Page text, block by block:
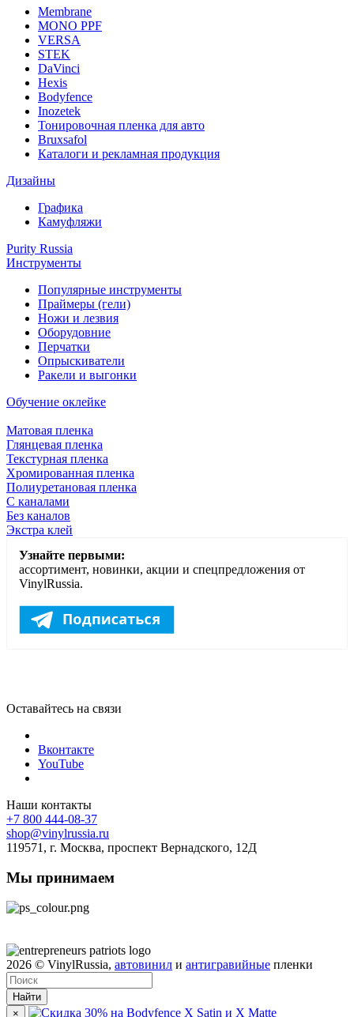
Membrane
MONO PPF
VERSA
STEK
DaVinci
Hexis
Bodyfence
Inozetek
Тонировочная пленка для авто
Bruxsafol
Каталоги и рекламная продукция
Дизайны
Графика
Камуфляжи
Purity Russia
Инструменты
Популярные инструменты
Праймеры (гели)
Ножи и лезвия
Оборудовние
Перчатки
Опрыскиватели
Ракели и выгонки
Обучение оклейке
Матовая пленка
Глянцевая пленка
Текстурная пленка
Хромированная пленка
Полиуретановая пленка
С каналами
Без каналов
Экстра клей
Узнайте первыми:
ассортимент, новинки, акции и спецпредложения от
VinylRussia.
Оставайтесь на связи
Вконтакте
YouTube
Наши контакты
+7 800 444-08-37
shop@vinylrussia.ru
119571, г. Москва, проспект Вернадского, 12Д
Мы принимаем
2026 © VinylRussia, автовинил и антигравийные пленки
Найти
×